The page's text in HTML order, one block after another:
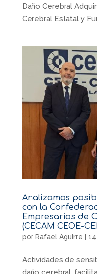
Daño Cerebral
Cerebral Estatal y
Analizamos
con la
Empresarios de
(CECAM CEOE-
por Rafael Aguirre
Actividades de
daño cerebral,